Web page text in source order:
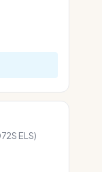
ELS)